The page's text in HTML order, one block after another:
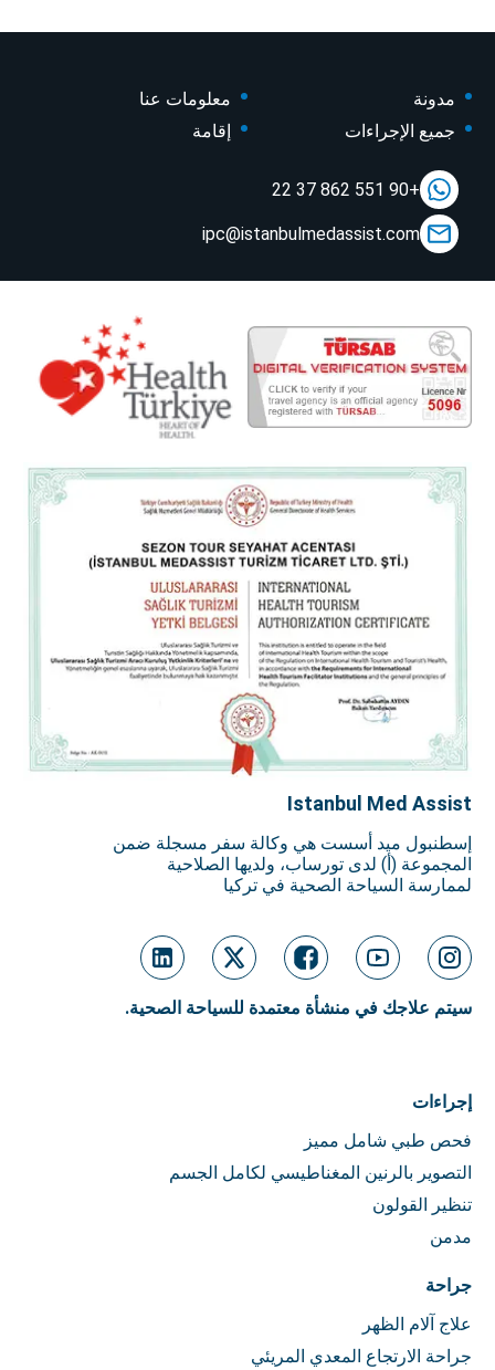
معلومات عنا
مدونة
إقامة
جميع الإجراءات
+90 551 862 37 22
ipc@istanbulmedassist.com
Istanbul Med Assist
إسطنبول ميد أسست هي وكالة سفر مسجلة ضمن
المجموعة (أ) لدى تورساب، ولديها الصلاحية
لممارسة السياحة الصحية في تركيا
سيتم علاجك في منشأة معتمدة للسياحة الصحية.
إجراءات
فحص طبي شامل مميز
التصوير بالرنين المغناطيسي لكامل الجسم
تنظير القولون
مدمن
جراحة
علاج آلام الظهر
جراحة الارتجاع المعدي المريئي